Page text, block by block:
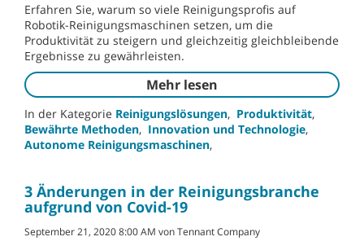
Erfahren Sie, warum so viele Reinigungsprofis auf
Robotik-Reinigungsmaschinen setzen, um die
Produktivität zu steigern und gleichzeitig gleichbleibende
Ergebnisse zu gewährleisten.
Mehr lesen
In der Kategorie Reinigungslösungen, Produktivität,
Bewährte Methoden, Innovation und Technologie,
Autonome Reinigungsmaschinen,
3 Änderungen in der Reinigungsbranche
aufgrund von Covid-19
September 21, 2020 8:00 AM von Tennant Company